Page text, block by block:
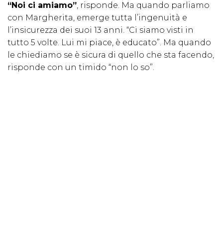
“Noi ci amiamo”, risponde. Ma quando parliamo
con Margherita, emerge tutta l’ingenuità e
l’insicurezza dei suoi 13 anni. “Ci siamo visti in
tutto 5 volte. Lui mi piace, è educato”. Ma quando
le chiediamo se è sicura di quello che sta facendo,
risponde con un timido “non lo so”.